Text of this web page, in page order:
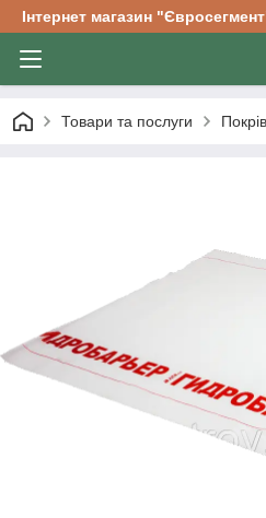
Інтернет магазин
Товари та послуги